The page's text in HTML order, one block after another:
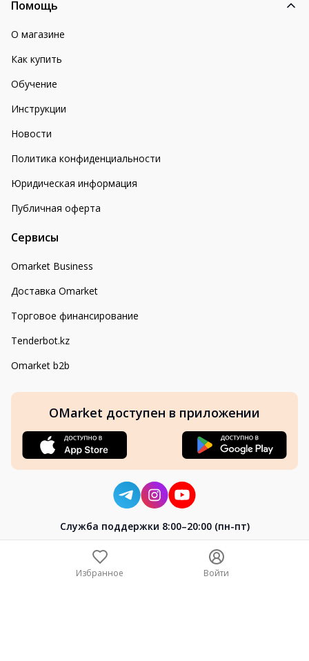
Помощь
О магазине
Как купить
Обучение
Инструкции
Новости
Политика конфиденциальности
Юридическая информация
Публичная оферта
Сервисы
Omarket Business
Доставка Omarket
Торговое финансирование
Tenderbot.kz
Omarket b2b
OMarket доступен в приложении
Cлужба поддержки 8:00–20:00 (пн-пт)
Избранное Войти